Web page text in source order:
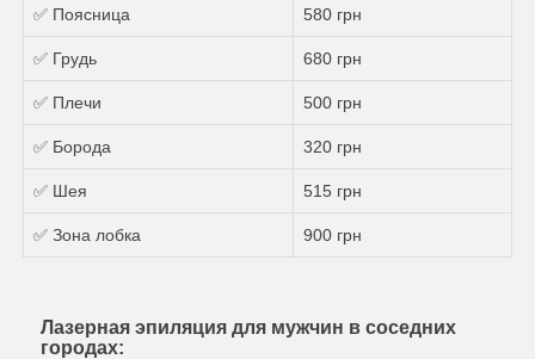
✅ Поясница 580 грн
✅ Грудь 680 грн
✅ Плечи 500 грн
✅ Борода 320 грн
✅ Шея 515 грн
✅ Зона лобка 900 грн
Лазерная эпиляция для мужчин в соседних
городах: